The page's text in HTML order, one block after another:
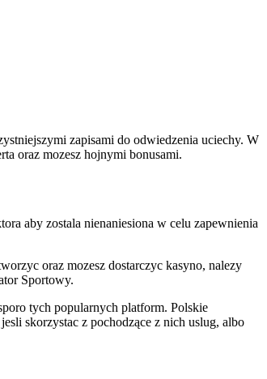
zapisami do odwiedzenia uciechy. W
oraz mozesz hojnymi bonusami.
aby zostala nienaniesiona w celu zapewnienia
oraz mozesz dostarczyc kasyno, nalezy
Sportowy.
tych popularnych platform. Polskie
skorzystac z pochodzące z nich uslug, albo